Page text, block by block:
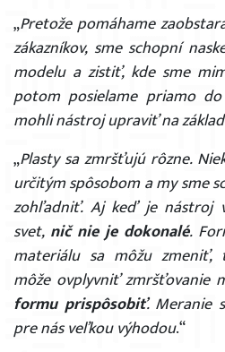
„Pretože pomáhame
zákazníkov, sme schopní
modelu a zistiť, kde sme
potom posielame priamo
mohli nástroj upraviť na
„Plasty sa zmršťujú rôzne.
určitým spôsobom a my sme
zohľadniť. Aj keď je nástroj
svet, nič nie je dokonalé.
materiálu sa môžu zmeniť,
môže ovplyvniť zmršťovanie
formu prispôsobiť. Meranie
pre nás veľkou výhodou.“